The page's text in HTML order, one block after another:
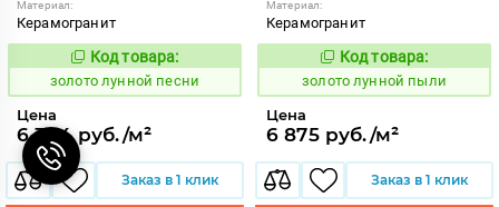
Материал:
Керамогранит
521944
Код товара:
золото лунной песни
Цена
6 304 руб./м²
Заказ в 1 клик
Материал:
Керамогранит
521951
Код товара:
золото лунной пыли
Цена
6 875 руб./м²
Заказ в 1 клик